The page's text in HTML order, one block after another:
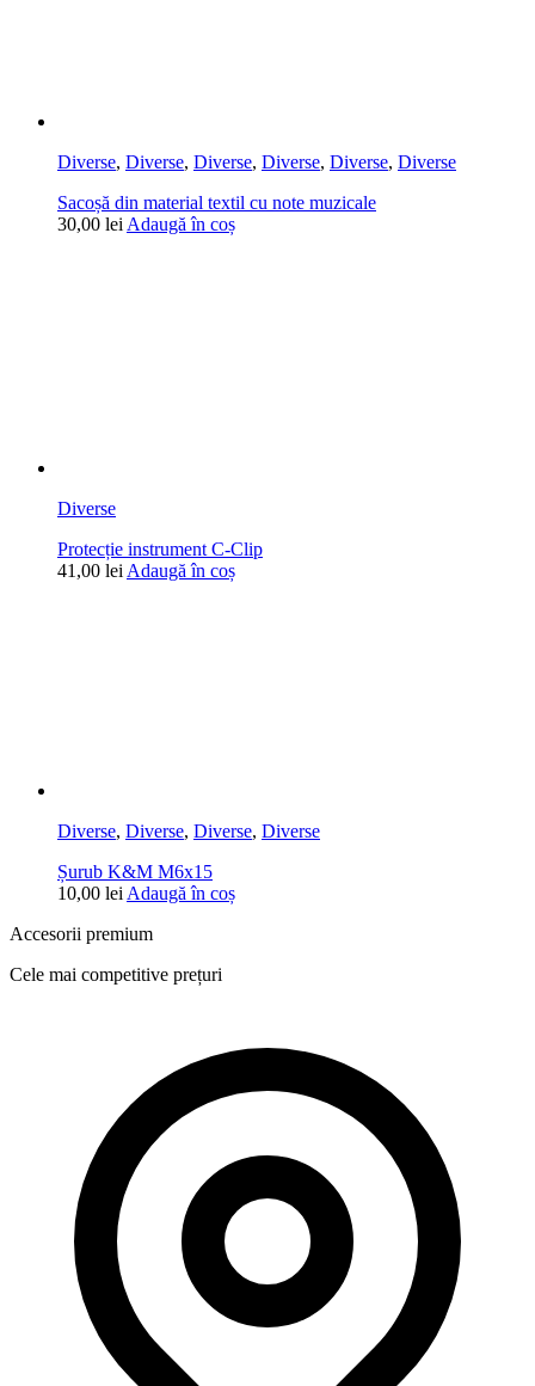
Diverse, Diverse, Diverse, Diverse, Diverse, Diverse
Sacoșă din material textil cu note muzicale
30,00 lei Adaugă în coș
Diverse
Protecție instrument C-Clip
41,00 lei Adaugă în coș
Diverse, Diverse, Diverse, Diverse
Șurub K&M M6x15
10,00 lei Adaugă în coș
Accesorii premium
Cele mai competitive prețuri